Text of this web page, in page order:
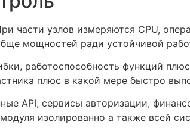
узлов измеряются CPU,
мощностей ради устойчивой
работоспособность функций
плюс в какой мере быстро
API, сервисы авторизации,
изолированно а также всей